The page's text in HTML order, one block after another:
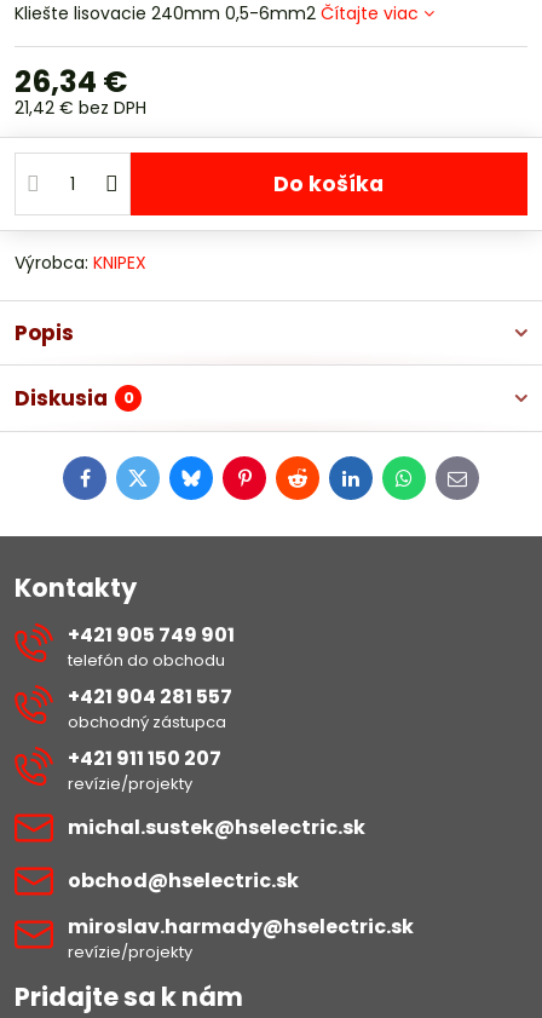
Kliešte lisovacie 240mm 0,5-6mm2 Čítajte viac
26,34 €
21,42 € bez DPH
Do košíka
Výrobca: KNIPEX
Popis
Diskusia 0
FacebookTwitterBlueskyPinterestRedditLinkedInWhatsApp
E-
mail
Kontakty
+421 905 749 901
telefón do obchodu
+421 904 281 557
obchodný zástupca
+421 911 150 207
revízie/projekty
michal​.sustek​@hselectric​.sk
obchod​@hselectric​.sk
miroslav​.harmady​@hselectric​.sk
revízie/projekty
Pridajte sa k nám